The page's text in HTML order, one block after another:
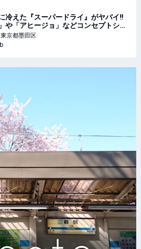
冷えた『スーパードライ』がヤバイ!!
や「アヒージョ」などコンセプトショ
ードを見逃すな!!
東京都墨田区